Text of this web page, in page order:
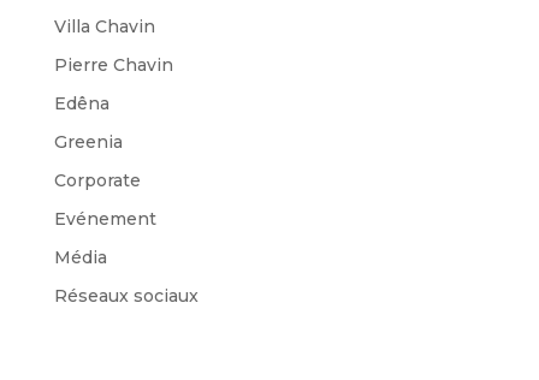
Villa Chavin
Pierre Chavin
Edêna
Greenia
Corporate
Evénement
Média
Réseaux sociaux